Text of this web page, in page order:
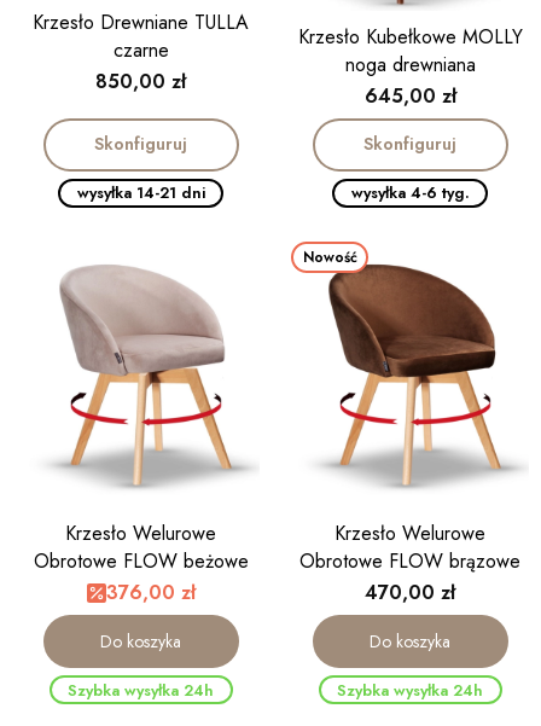
Krzesło Drewniane TULLA
czarne
Cena
850,00 zł
Skonfiguruj
wysyłka 14-21 dni
Krzesło Kubełkowe MOLLY
noga drewniana
Cena
645,00 zł
Skonfiguruj
wysyłka 4-6 tyg.
Krzesło Welurowe
Obrotowe FLOW beżowe
noga drewniana kolor dąb
376,00 zł
Do koszyka
Szybka wysyłka 24h
Nowość
Krzesło Welurowe
Obrotowe FLOW brązowe
noga drewniana kolor dąb
Cena
470,00 zł
Do koszyka
Szybka wysyłka 24h